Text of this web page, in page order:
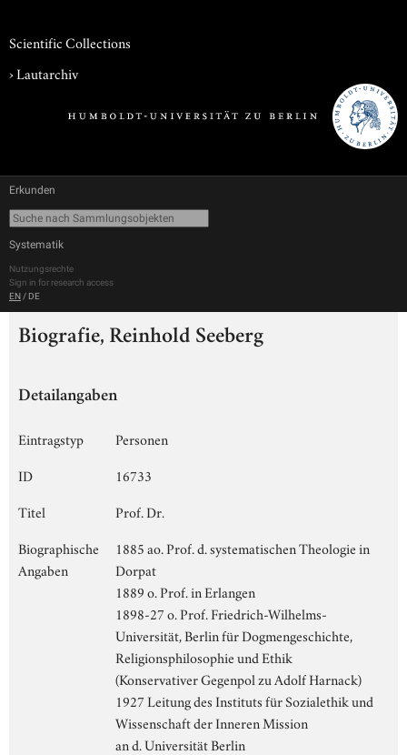
Scientific Collections
›Lautarchiv
Erkunden
Systematik
Nutzungsrechte
Sign in for research access
EN / DE
Biografie, Reinhold Seeberg
Detailangaben
Eintragstyp
Personen
ID
16733
Titel
Prof. Dr.
Biographische
Angaben
1885 ao. Prof. d. systematischen Theologie in
Dorpat
1889 o. Prof. in Erlangen
1898-27 o. Prof. Friedrich-Wilhelms-
Universität, Berlin für Dogmengeschichte,
Religionsphilosophie und Ethik
(Konservativer Gegenpol zu Adolf Harnack)
1927 Leitung des Instituts für Sozialethik und
Wissenschaft der Inneren Mission
an d. Universität Berlin